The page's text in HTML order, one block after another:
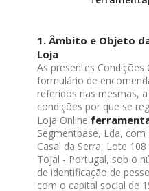
1. Âmbito e Objeto
Loja
As presentes
formulário de
referidos nas mesmas,
condições por que se
Loja Online
Segmentbase, Lda,
Casal da Serra, Lote
Tojal - Portugal, sob o
de identificação de
com o capital social de